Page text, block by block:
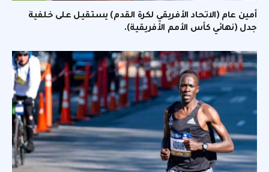
أمين عام (الاتحاد الأفريقي لكرة القدم) يستقيل على خلفية
جدل (نهائي كأس الأمم الأفريقية).